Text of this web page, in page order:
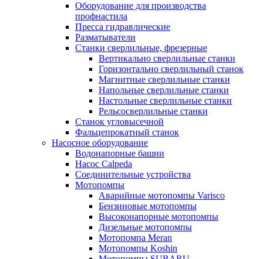
Оборудование для производства
профнастила
Пресса гидравлические
Разматыватели
Станки сверлильные, фрезерные
Вертикально сверлильные станки
Горизонтально сверлильный станок
Магнитные сверлильные станки
Напольные сверлильные станки
Настольные сверлильные станки
Рельсосверлильные станки
Станок угловысечной
Фальцепрокатный станок
Насосное оборудование
Водонапорные башни
Насос Calpeda
Соединительные устройства
Мотопомпы
Аварийные мотопомпы Varisco
Бензиновые мотопомпы
Высоконапорные мотопомпы
Дизельные мотопомпы
Мотопомпа Meran
Мотопомпы Koshin